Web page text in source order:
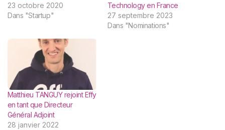
23 octobre 2020
Dans "Startup"
Technology en France
27 septembre 2023
Dans "Nominations"
Matthieu TANGUY rejoint Effy
en tant que Directeur
Général Adjoint
28 janvier 2022